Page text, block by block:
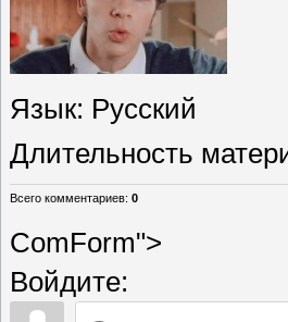
Язык: Русский
Длительность
Всего комментариев: 0
ComForm">
Войдите: